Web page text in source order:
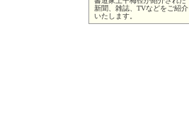
新聞、雑誌、TVなどをご紹介
いたします。